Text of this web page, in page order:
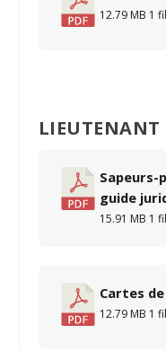
12.79 MB 1
LIEUTENANT
Sapeurs-
guide
15.91 MB 1
Cartes
12.79 MB 1